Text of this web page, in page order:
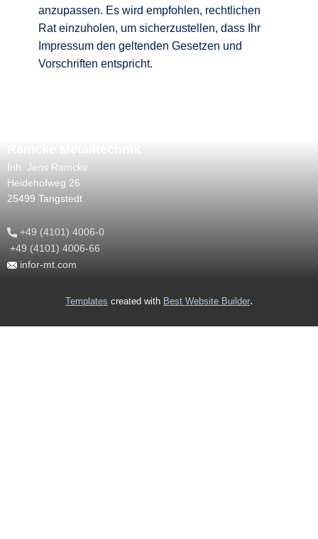
anzupassen. Es wird empfohlen, rechtlichen
Rat einzuholen, um sicherzustellen, dass Ihr
Impressum den geltenden Gesetzen und
Vorschriften entspricht.
Inh. Jens Ramcke
Heidehofweg 26
25499 Tangstedt
+49 (4101) 4006-0
+49 (4101) 4006-66
infor-mt.com
Templates created with Best Website Builder.